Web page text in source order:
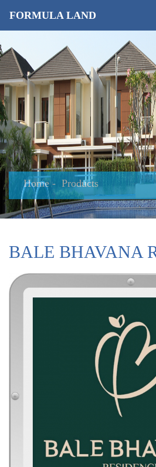
FORMULA LAND
Home Products
BALE BHAVANA